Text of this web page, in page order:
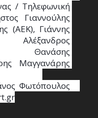
/ Τηλεφωνική
Γιαννούλης
(ΑΕΚ), Γιάννης
Θανάσης
Μαγγανάρης
Φωτόπουλος